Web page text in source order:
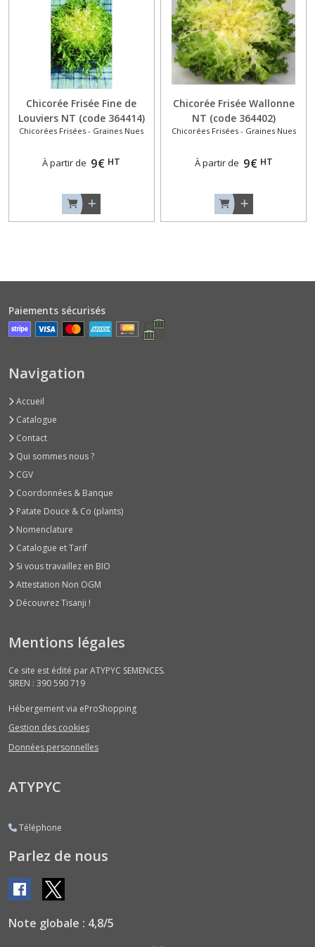
Chicorée Frisée Fine de
Louviers NT (code 364414)
Chicorées Frisées - Graines Nues
À partir de 9€ HT
Chicorée Frisée Wallonne
NT (code 364402)
Chicorées Frisées - Graines Nues
À partir de 9€ HT
Aneths
Artichauts
(2)
Asperges
Bardane
(1)
Basilics
Autres
Basilics
Rouges
Classiques
(9)
Betteraves
Jeunes
(2)
(2)
Bourraches
Brèdes
(1)
Cardons
(1)
Paiements sécurisés
Navigation
Accueil
Catalogue
Contact
Qui sommes nous ?
CGV
Coordonnées & Banque
Patate Douce & Co (plants)
Nomenclature
Catalogue et Tarif
Si vous travaillez en BIO
Attestation Non OGM
Découvrez Tisanji !
Mentions légales
Ce site est édité par ATYPYC SEMENCES.
SIREN : 390 590 719
Hébergement via eProShopping
Gestion des cookies
Données personnelles
ATYPYC
Téléphone
Parlez de nous
Note globale : 4,8/5